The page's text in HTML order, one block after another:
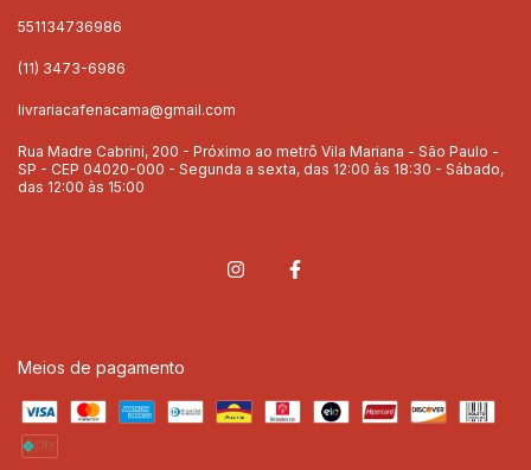
551134736986
(11) 3473-6986
livrariacafenacama@gmail.com
Rua Madre Cabrini, 200 - Próximo ao metrô Vila Mariana - São Paulo -
SP - CEP 04020-000 - Segunda a sexta, das 12:00 às 18:30 - Sábado,
das 12:00 às 15:00
Meios de pagamento